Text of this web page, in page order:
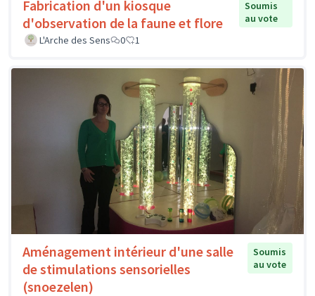
Fabrication d'un kiosque
d'observation de la faune et flore
Soumis
au vote
L'Arche des Sens
0 1
Aménagement intérieur d'une salle
de stimulations sensorielles
(snoezelen)
Soumis
au vote